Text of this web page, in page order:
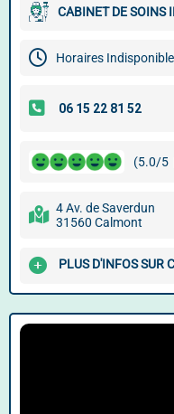
CABINET DE SOINS
Horaires
(5.0/5
4 Av. de Saverdun
31560 Calmont
PLUS D'INFOS SUR